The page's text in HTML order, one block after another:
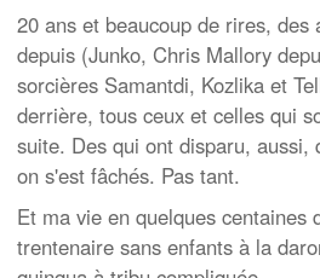
20 ans et beaucoup de rires, des
depuis (Junko, Chris Mallory
sorcières Samantdi, Kozlika et
derrière, tous ceux et celles qui
suite. Des qui ont disparu, aussi,
on s'est fâchés. Pas tant.
Et ma vie en quelques centaines
trentenaire sans enfants à la